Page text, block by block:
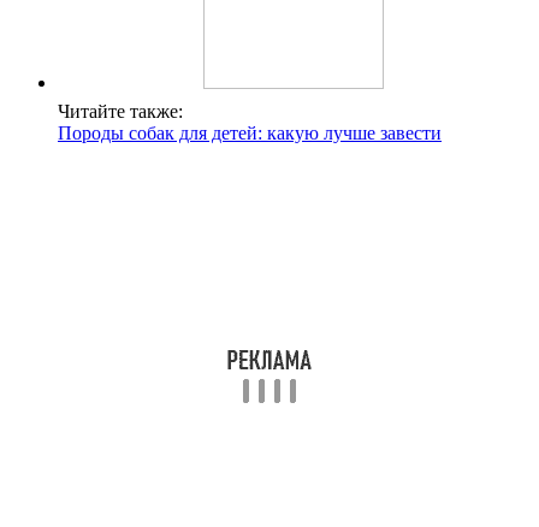
Читайте также:
Породы собак для детей: какую лучше завести